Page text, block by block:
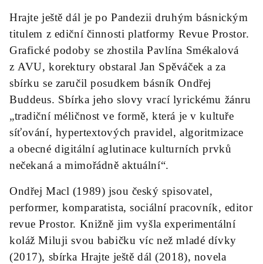
Hrajte ještě dál je po Pandezii druhým básnickým
titulem z ediční činnosti platformy Revue Prostor.
Grafické podoby se zhostila Pavlína Smékalová
z AVU, korektury obstaral Jan Spěváček a za
sbírku se zaručil posudkem básník Ondřej
Buddeus. Sbírka jeho slovy vrací lyrickému žánru
„tradiční méličnost ve formě, která je v kultuře
síťování, hypertextových pravidel, algoritmizace
a obecné digitální aglutinace kulturních prvků
nečekaná a mimořádně aktuální“.
Ondřej Macl (1989) jsou český spisovatel,
performer, komparatista, sociální pracovník, editor
revue Prostor. Knižně jim vyšla experimentální
koláž Miluji svou babičku víc než mladé dívky
(2017), sbírka Hrajte ještě dál (2018), novela